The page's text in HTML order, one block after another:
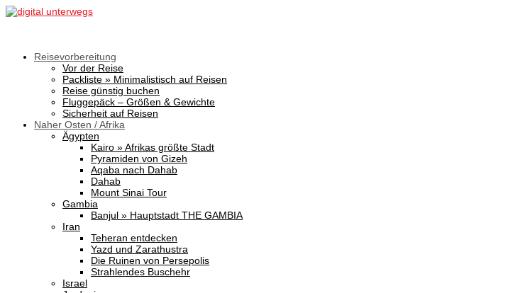
Reisevorbereitung
Vor der Reise
Packliste » Minimalistisch auf Reisen
Reise günstig buchen
Fluggepäck – Größen & Gewichte
Sicherheit auf Reisen
Naher Osten / Afrika
Ägypten
Kairo » Afrikas größte Stadt
Pyramiden von Gizeh
Aqaba nach Dahab
Dahab
Mount Sinai Tour
Gambia
Banjul » Hauptstadt THE GAMBIA
Iran
Teheran entdecken
Yazd und Zarathustra
Die Ruinen von Persepolis
Strahlendes Buschehr
Israel